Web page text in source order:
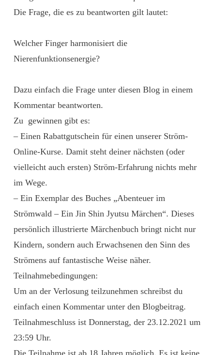
Die Frage, die es zu beantworten gilt lautet:
Welcher Finger harmonisiert die
Nierenfunktionsenergie?
Dazu einfach die Frage unter diesen Blog in einem
Kommentar beantworten.
Zu gewinnen gibt es:
– Einen Rabattgutschein für einen unserer Ström-
Online-Kurse. Damit steht deiner nächsten (oder
vielleicht auch ersten) Ström-Erfahrung nichts mehr
im Wege.
– Ein Exemplar des Buches „Abenteuer im
Strömwald – Ein Jin Shin Jyutsu Märchen“. Dieses
persönlich illustrierte Märchenbuch bringt nicht nur
Kindern, sondern auch Erwachsenen den Sinn des
Strömens auf fantastische Weise näher.
Teilnahmebedingungen:
Um an der Verlosung teilzunehmen schreibst du
einfach einen Kommentar unter den Blogbeitrag.
Teilnahmeschluss ist Donnerstag, der 23.12.2021 um
23:59 Uhr.
Die Teilnahme ist ab 18 Jahren möglich. Es ist keine